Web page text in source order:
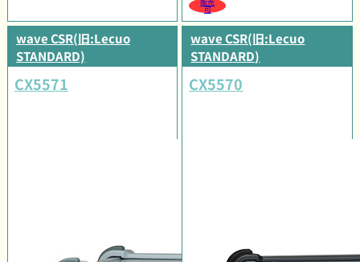
販売
可
wave CSR(旧:Lecuo
STANDARD)
CX5571
wave CSR(旧:Lecuo
STANDARD)
CX5570